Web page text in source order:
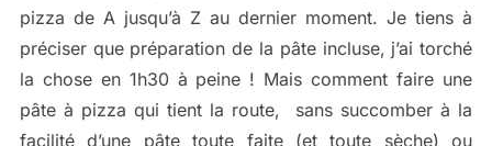
pizza de A jusqu’à Z au dernier moment. Je tiens à
préciser que préparation de la pâte incluse, j’ai torché
la chose en 1h30 à peine ! Mais comment faire une
pâte à pizza qui tient la route, sans succomber à la
facilité d’une pâte toute faite (et toute sèche) ou